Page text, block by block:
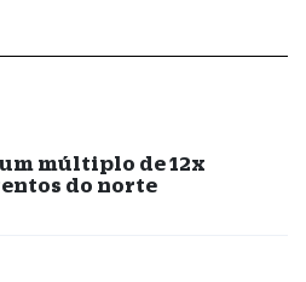
múltiplo de 12x
do norte